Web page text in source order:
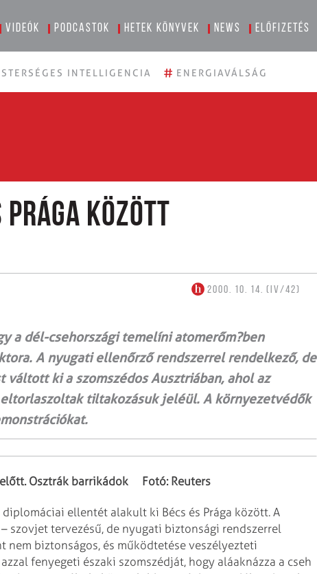
Videók Podcastok Hetek könyvek News Előfizetés
INTELLIGENCIA # ENERGIAVÁLSÁG
Prága között
2000. 10. 14. (IV/42)
a dél-csehországi temelíni atomerőm?ben
A nyugati ellenőrző rendszerrel rendelkező, de
ki a szomszédos Ausztriában, ahol az
tiltakozásuk jeléül. A környezetvédők
Osztrák barrikádok Fotó: Reuters
ellentét alakult ki Bécs és Prága között. A
szovjet tervezésű, de nyugati biztonsági rendszerrel
nem biztonságos, és működtetése veszélyezteti
fenyegeti északi szomszédját, hogy aláaknázza a cseh